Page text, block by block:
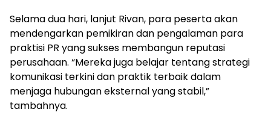
Selama dua hari, lanjut Rivan, para peserta akan
mendengarkan pemikiran dan pengalaman para
praktisi PR yang sukses membangun reputasi
perusahaan. “Mereka juga belajar tentang strategi
komunikasi terkini dan praktik terbaik dalam
menjaga hubungan eksternal yang stabil,”
tambahnya.